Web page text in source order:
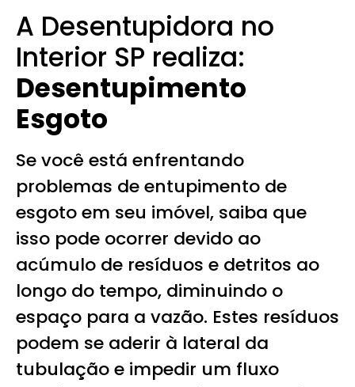
A Desentupidora no
Interior SP realiza:
Desentupimento
Esgoto
Se você está enfrentando
problemas de entupimento de
esgoto em seu imóvel, saiba que
isso pode ocorrer devido ao
acúmulo de resíduos e detritos ao
longo do tempo, diminuindo o
espaço para a vazão. Estes resíduos
podem se aderir à lateral da
tubulação e impedir um fluxo